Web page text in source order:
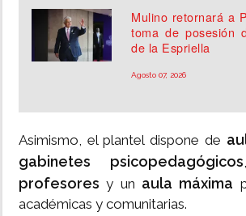
Mulino retornará a
toma de posesión
de la Espriella
Agosto 07, 2026
Asimismo, el plantel dispone de
gabinetes psicopedagógicos
profesores y un aula máxima
académicas y comunitarias.